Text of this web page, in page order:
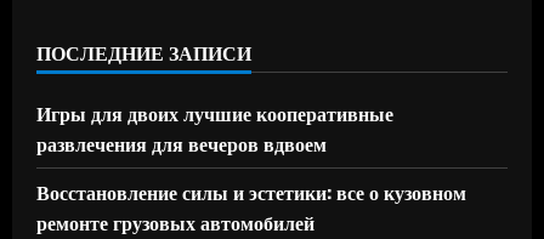
ПОСЛЕДНИЕ ЗАПИСИ
Игры для двоих лучшие кооперативные
развлечения для вечеров вдвоем
Восстановление силы и эстетики: все о кузовном
ремонте грузовых автомобилей